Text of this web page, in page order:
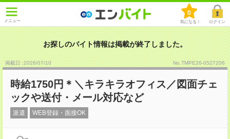
メニュー
0
気になる！ ログイン
お探しのバイト情報は掲載が終了しました。
掲載日 :2026/07/10 No.TMPE26-0527206
時給1750円＊＼キラキラオフィス／図面チェ
ックや送付・メール対応など
派遣 WEB登録・面接OK